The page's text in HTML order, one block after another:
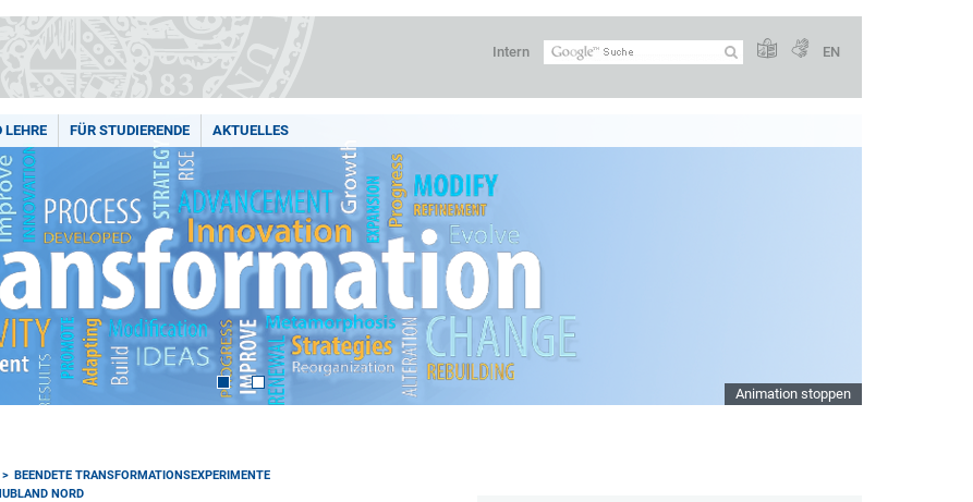
Intern EN
LEHRE FÜR STUDIERENDE AKTUELLES
Animation stoppen
BEENDETE TRANSFORMATIONSEXPERIMENTE
NORD